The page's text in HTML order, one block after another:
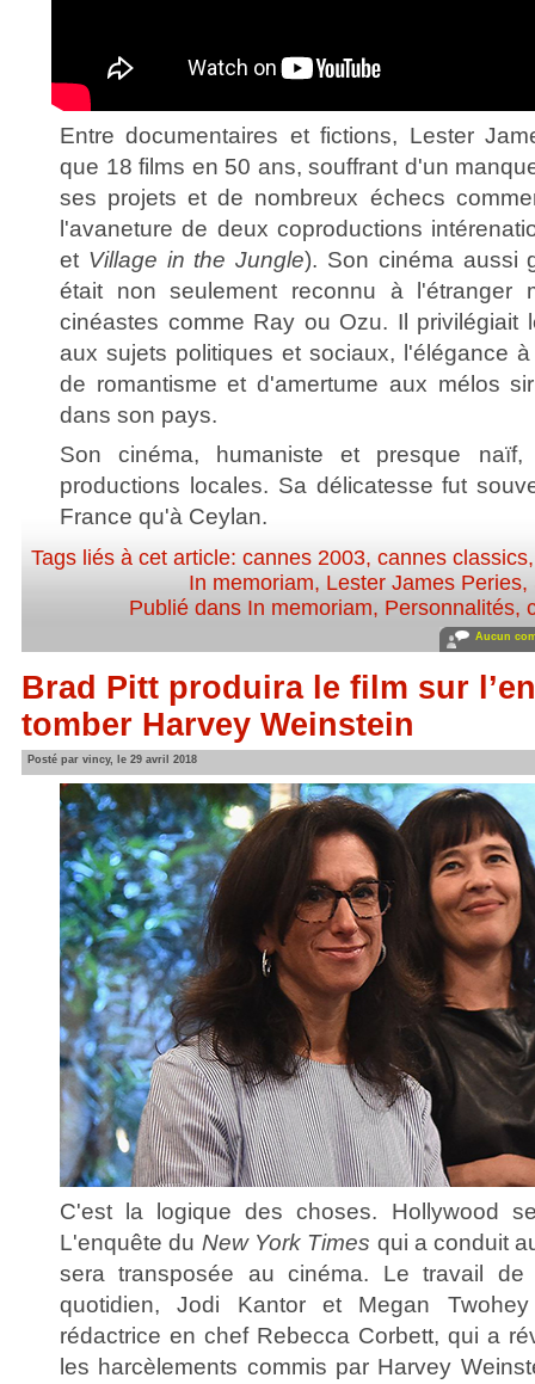
Entre documentaires et fictions, Lester
que 18 films en 50 ans, souffrant d'un
ses projets et de nombreux échecs
l'avaneture de deux coproductions
et Village in the Jungle). Son cinéma aussi
était non seulement reconnu à l'étranger
cinéastes comme Ray ou Ozu. Il privilégiait
aux sujets politiques et sociaux, l'élégance
de romantisme et d'amertume aux mélos
dans son pays.
Son cinéma, humaniste et presque
productions locales. Sa délicatesse fut
France qu'à Ceylan.
Tags liés à cet article:cannes 2003,cannes classics
In memoriam, Lester James Peries,
Publié dans In memoriam, Personnalités,
Aucun
Brad Pitt produira le film sur
tomber Harvey Weinstein
Posté par vincy, le 29 avril 2018
C'est la logique des choses. Hollywood
L'enquête du New York Times qui a conduit
sera transposée au cinéma. Le travail de
quotidien, Jodi Kantor et Megan
rédactrice en chef Rebecca Corbett, qui a
les harcèlements commis par Harvey